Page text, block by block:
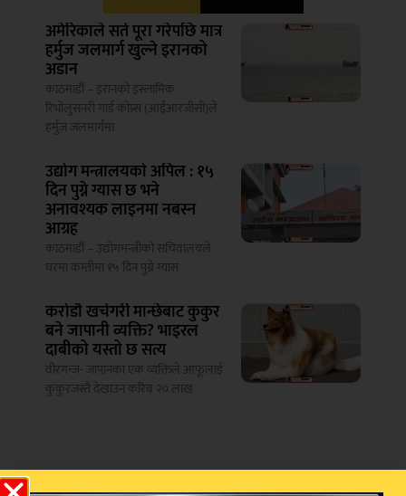
अमेरिकाले सर्त पूरा गरेपछि मात्र
हर्मुज जलमार्ग खुल्ने इरानको
अडान
काठमाडौं – इरानको इस्लामिक
रिभोलुसनरी गार्ड कोप्र्स (आईआरजीसी)ले
हर्मुज जलमार्गमा
उद्योग मन्त्रालयको अपिल : १५
दिन पुग्ने ग्यास छ भने
अनावश्यक लाइनमा नबस्न
आग्रह
काठमाडौं – उद्योगमन्त्रीको सचिवालयले
घरमा कम्तीमा १५ दिन पुग्ने ग्यास
करोडौ खर्चगरी मान्छेबाट कुकुर
बने जापानी व्यक्ति? भाइरल
दाबीको यस्तो छ सत्य
वीरगन्ज- जापानका एक व्यक्तिले आफूलाई
कुकुरजस्तै देखाउन करिब २० लाख